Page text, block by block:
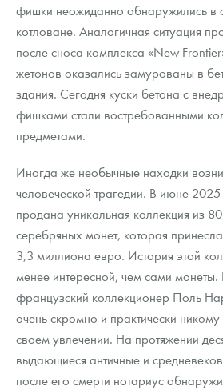
фишки неожиданно обнаружились в
котловане. Аналогичная ситуация
после сноса комплекса «New
жетонов оказались замурованы в
здания. Сегодня куски бетона с
фишками стали востребованными
предметами.
Иногда же необычные находки
человеческой трагедии. В июне
продана уникальная коллекция из
серебряных монет, которая
3,3 миллиона евро. История этой
менее интересной, чем сами
французский коллекционер Поль
очень скромно и практически
своем увлечении. На протяжении
выдающиеся античные и
после его смерти нотариус